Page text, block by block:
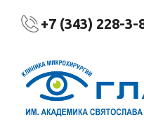
+7 (343) 228-3-